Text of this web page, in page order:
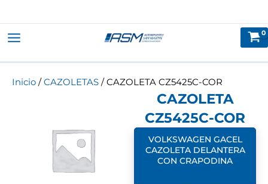
al
contenido
Inicio /CAZOLETAS / CAZOLETA CZ5425C-COR
CAZOLETA
CZ5425C-COR
VOLKSWAGEN GACEL
CAZOLETA DELANTERA
CON CRAPODINA